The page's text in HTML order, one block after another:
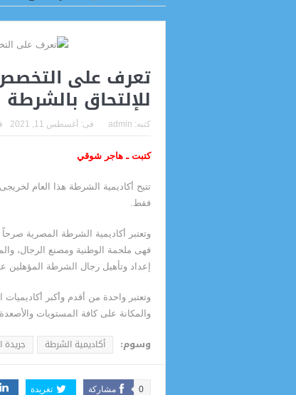
تعرف على
للإلتحاق بالشرطة
كتبه: admin فى: أغسطس 11, 2021
كتبت ـ هاجر شوقي
تتيح أكاديمية الشرطة هذا العام
فقط.
وتعتبر أكاديمية الشرطة المصرية
فهى ملحمة الوطنية ومصنع الرجال،
إعداد وتأهيل رجال الشرطة المؤهلين
وتعتبر واحدة من أقدم وأكبر
والمكانة على كافة المستويات والأصعدة
وسوم: أكاديمية الشرطة جريدة
مشاركة 0 تغريدة